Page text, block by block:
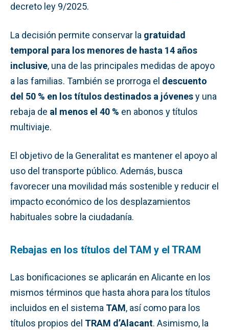
decreto ley 9/2025.
La decisión permite conservar la gratuidad
temporal para los menores de hasta 14 años
inclusive, una de las principales medidas de apoyo
a las familias. También se prorroga el descuento
del 50 % en los títulos destinados a jóvenesy una
rebaja de al menos el 40 % en abonos y títulos
multiviaje.
El objetivo de la Generalitat es mantener el apoyo al
uso del transporte público. Además, busca
favorecer una movilidad más sostenible y reducir el
impacto económico de los desplazamientos
habituales sobre la ciudadanía.
Rebajas en los títulos del TAM y el TRAM
Las bonificaciones se aplicarán en Alicante en los
mismos términos que hasta ahora para los títulos
incluidos en el sistema TAM, así como para los
títulos propios del TRAM d’Alacant. Asimismo, la